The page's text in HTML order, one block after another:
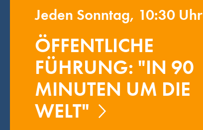
Jeden Sonntag, 10:30 Uhr
ÖFFENTLICHE
FÜHRUNG: "IN 90
MINUTEN UM DIE
WELT"